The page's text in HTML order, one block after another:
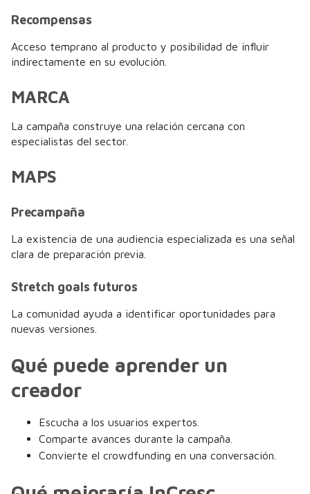
Recompensas
Acceso temprano al producto y posibilidad de influir
indirectamente en su evolución.
MARCA
La campaña construye una relación cercana con
especialistas del sector.
MAPS
Precampaña
La existencia de una audiencia especializada es una señal
clara de preparación previa.
Stretch goals futuros
La comunidad ayuda a identificar oportunidades para
nuevas versiones.
Qué puede aprender un
creador
Escucha a los usuarios expertos.
Comparte avances durante la campaña.
Convierte el crowdfunding en una conversación.